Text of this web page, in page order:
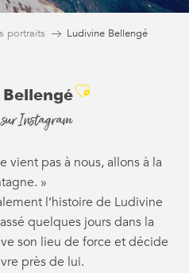
portraits Ludivine Bellengé
Ajouter
Instagram
vient pas à nous, allons à la
»
l’histoire de Ludivine
quelques jours dans la
son lieu de force et décide
près de lui.